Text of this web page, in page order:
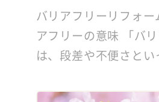
バリアフリーリフォー
アフリーの意味 「バ
は、段差や不便さと